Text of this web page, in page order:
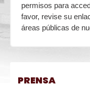
permisos para
favor, revise su
áreas públicas de
PRENSA